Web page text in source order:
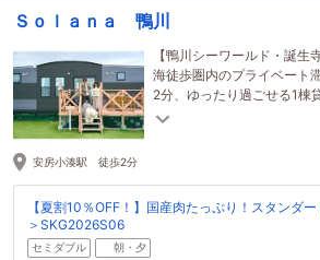
Ｓｏｌａｎａ 鴨川
【鴨川シーワールド・誕生
海徒歩圏内のプライベート
2分、ゆったり過ごせる1棟
ス完備で、ご家族やご友人
安房小湊駅 徒歩2分
【夏割10％OFF！】国産肉たっぷり！スタンダ
＞SKG2026S06
セミダブル 朝・夕